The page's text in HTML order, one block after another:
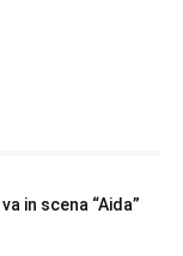
in scena “Aida”